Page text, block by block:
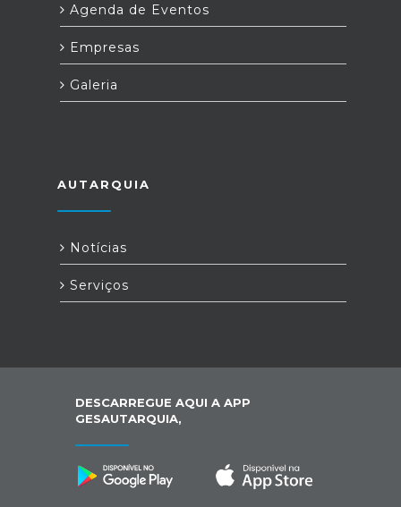
Agenda de Eventos
Empresas
Galeria
AUTARQUIA
Notícias
Serviços
DESCARREGUE AQUI A APP
GESAUTARQUIA,